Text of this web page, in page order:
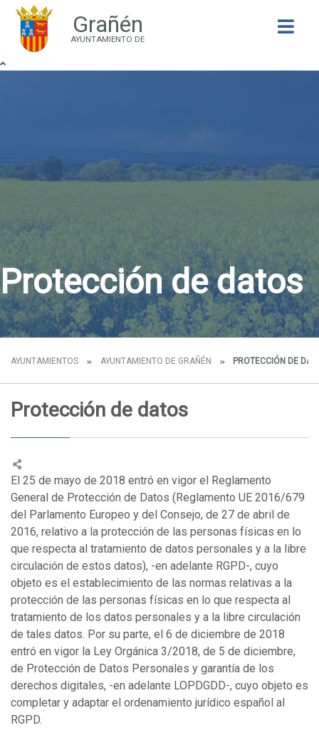
Grañén
AYUNTAMIENTO DE
Protección de datos
AYUNTAMIENTOS AYUNTAMIENTO DE GRAÑÉN PROTECCIÓN DE
Protección de datos
El 25 de mayo de 2018 entró en vigor el Reglamento
General de Protección de Datos (Reglamento UE 2016/679
del Parlamento Europeo y del Consejo, de 27 de abril de
2016, relativo a la protección de las personas físicas en lo
que respecta al tratamiento de datos personales y a la libre
circulación de estos datos), -en adelante RGPD-, cuyo
objeto es el establecimiento de las normas relativas a la
protección de las personas físicas en lo que respecta al
tratamiento de los datos personales y a la libre circulación
de tales datos. Por su parte, el 6 de diciembre de 2018
entró en vigor la Ley Orgánica 3/2018, de 5 de diciembre,
de Protección de Datos Personales y garantía de los
derechos digitales, -en adelante LOPDGDD-, cuyo objeto es
completar y adaptar el ordenamiento jurídico español al
RGPD.